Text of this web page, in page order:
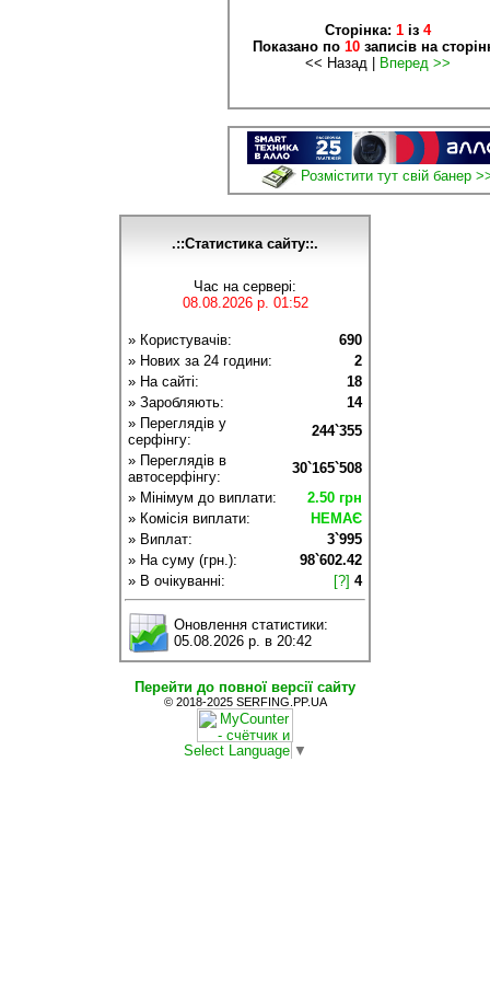
Сторінка: 1із 4
Показано по 10 записів на
<< Назад | Вперед >>
Розмістити тут свій банер
.::Статистика сайту::.
Час на сервері:
08.08.2026 р. 01:52
» Користувачів:
690
» Нових за 24 години:
2
» На сайті:
18
» Заробляють:
14
» Переглядів у
серфінгу:
244`355
» Переглядів в
автосерфінгу:
30`165`508
» Мінімум до виплати:
2.50 грн
» Комісія виплати:
НЕМАЄ
» Виплат:
3`995
» На суму (грн.):
98`602.42
» В очікуванні:
[?] 4
Оновлення статистики:
05.08.2026 р. в 20:42
Перейти до повної версії сайту
© 2018-2025 SERFING.PP.UA
Select Language ▼